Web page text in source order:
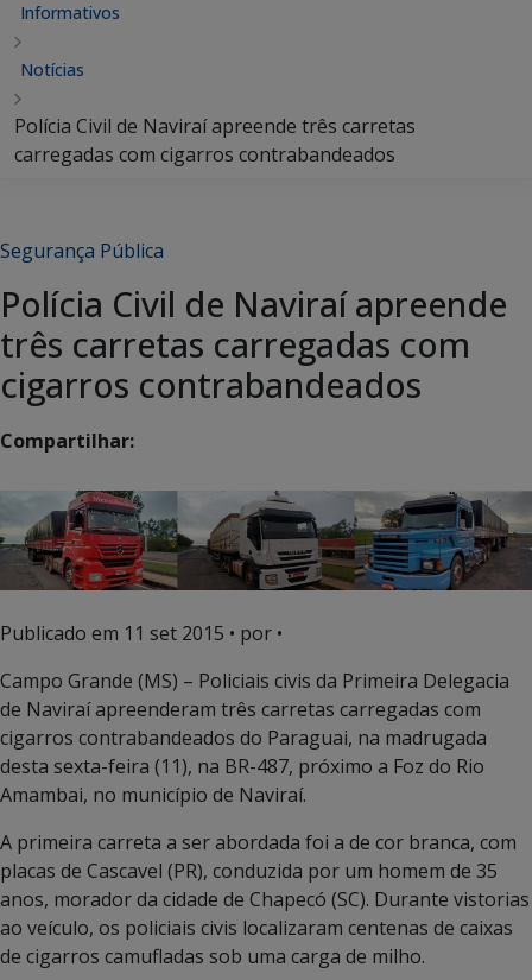
Informativos
Notícias
Polícia Civil de Naviraí apreende três carretas
carregadas com cigarros contrabandeados
Segurança Pública
Polícia Civil de Naviraí apreende
três carretas carregadas com
cigarros contrabandeados
Compartilhar:
Publicado em 11 set 2015 • por •
Campo Grande (MS) – Policiais civis da Primeira Delegacia
de Naviraí apreenderam três carretas carregadas com
cigarros contrabandeados do Paraguai, na madrugada
desta sexta-feira (11), na BR-487, próximo a Foz do Rio
Amambai, no município de Naviraí.
A primeira carreta a ser abordada foi a de cor branca, com
placas de Cascavel (PR), conduzida por um homem de 35
anos, morador da cidade de Chapecó (SC). Durante vistorias
ao veículo, os policiais civis localizaram centenas de caixas
de cigarros camufladas sob uma carga de milho.